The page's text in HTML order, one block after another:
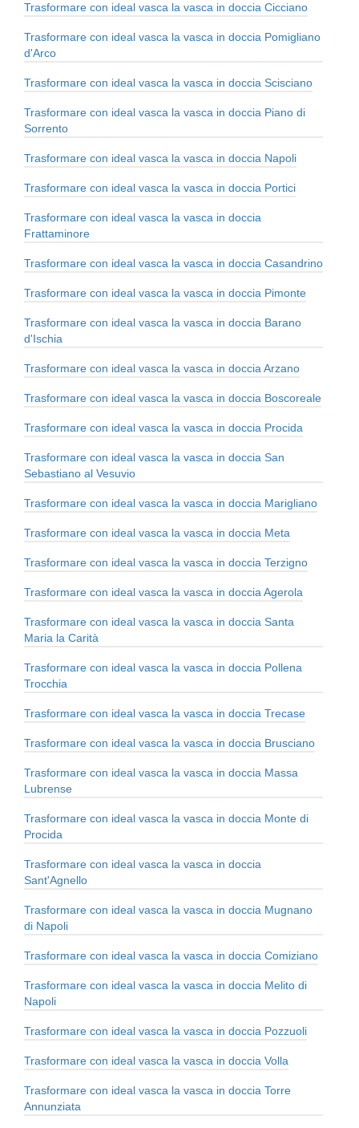
Trasformare con ideal vasca la vasca in doccia Cicciano
Trasformare con ideal vasca la vasca in doccia Pomigliano
d'Arco
Trasformare con ideal vasca la vasca in doccia Scisciano
Trasformare con ideal vasca la vasca in doccia Piano di
Sorrento
Trasformare con ideal vasca la vasca in doccia Napoli
Trasformare con ideal vasca la vasca in doccia Portici
Trasformare con ideal vasca la vasca in doccia
Frattaminore
Trasformare con ideal vasca la vasca in doccia Casandrino
Trasformare con ideal vasca la vasca in doccia Pimonte
Trasformare con ideal vasca la vasca in doccia Barano
d'Ischia
Trasformare con ideal vasca la vasca in doccia Arzano
Trasformare con ideal vasca la vasca in doccia Boscoreale
Trasformare con ideal vasca la vasca in doccia Procida
Trasformare con ideal vasca la vasca in doccia San
Sebastiano al Vesuvio
Trasformare con ideal vasca la vasca in doccia Marigliano
Trasformare con ideal vasca la vasca in doccia Meta
Trasformare con ideal vasca la vasca in doccia Terzigno
Trasformare con ideal vasca la vasca in doccia Agerola
Trasformare con ideal vasca la vasca in doccia Santa
Maria la Carità
Trasformare con ideal vasca la vasca in doccia Pollena
Trocchia
Trasformare con ideal vasca la vasca in doccia Trecase
Trasformare con ideal vasca la vasca in doccia Brusciano
Trasformare con ideal vasca la vasca in doccia Massa
Lubrense
Trasformare con ideal vasca la vasca in doccia Monte di
Procida
Trasformare con ideal vasca la vasca in doccia
Sant'Agnello
Trasformare con ideal vasca la vasca in doccia Mugnano
di Napoli
Trasformare con ideal vasca la vasca in doccia Comiziano
Trasformare con ideal vasca la vasca in doccia Melito di
Napoli
Trasformare con ideal vasca la vasca in doccia Pozzuoli
Trasformare con ideal vasca la vasca in doccia Volla
Trasformare con ideal vasca la vasca in doccia Torre
Annunziata